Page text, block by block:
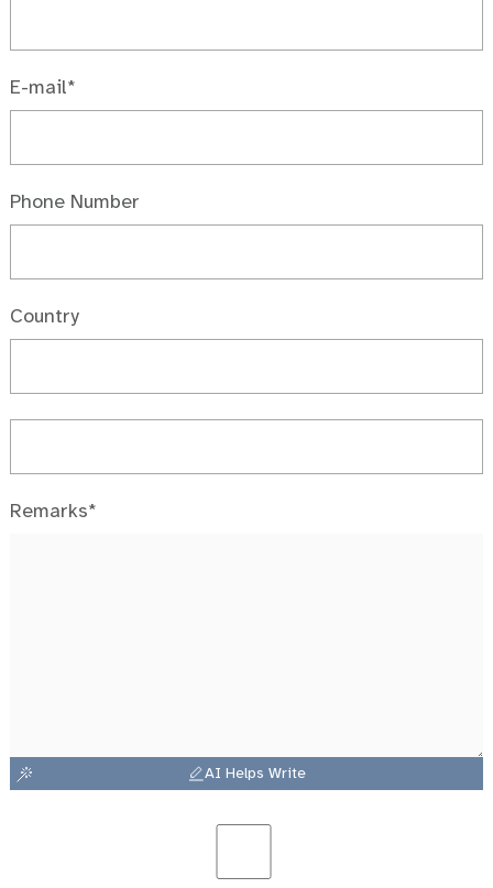
E-mail*
Phone Number
Country
Remarks*
AI Helps Write